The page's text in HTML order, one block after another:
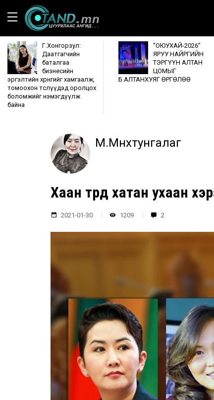
Г.Хонгорзул:
Даатгагчийн
баталгаа
бизнесийн
эргэлтийн хөрөнгийг хамгаалж,
томоохон төслүүдэд оролцох
боломжийг нэмэгдүүлж
байна
“ОЮУХАЙ-2026”
ЯРУУ НАЙРГИЙН
ТЭРГҮҮН АЛТАН
ЦОМЫГ
Б.АЛТАНХУЯГ ӨРГӨЛӨӨ
М.Мөнхтунгалаг
Хаан төрд хатан ухаан
2021-01-30 1209 2